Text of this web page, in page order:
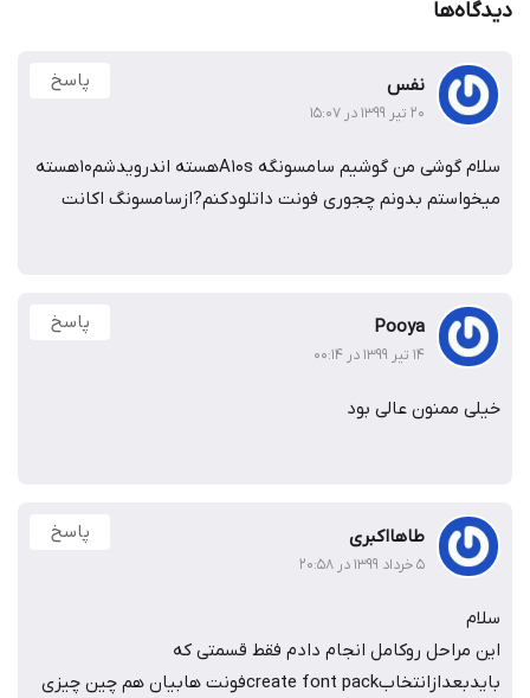
دیدگاه‌ها
نفس
۲۰ تیر ۱۳۹۹ در ۱۵:۰۷
پاسخ
سلام گوشی من گوشیم سامسونگه A10sهسته اندرویدشم10هسته
میخواستم بدونم چجوری فونت داتلودکنم?ازسامسونگ اکانت
Pooya
۱۴ تیر ۱۳۹۹ در ۰۰:۱۴
پاسخ
خیلی ممنون عالی بود
طاهااکبری
۵ خرداد ۱۳۹۹ در ۲۰:۵۸
پاسخ
سلام
این مراحل روکامل انجام دادم فقط قسمتی که
بایدبعدازانتخابcreate font packفونت هابیان هم چین چیزی